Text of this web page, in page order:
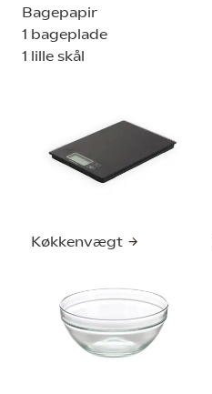
Bagepapir
1 bageplade
1 lille skål
Køkkenvægt